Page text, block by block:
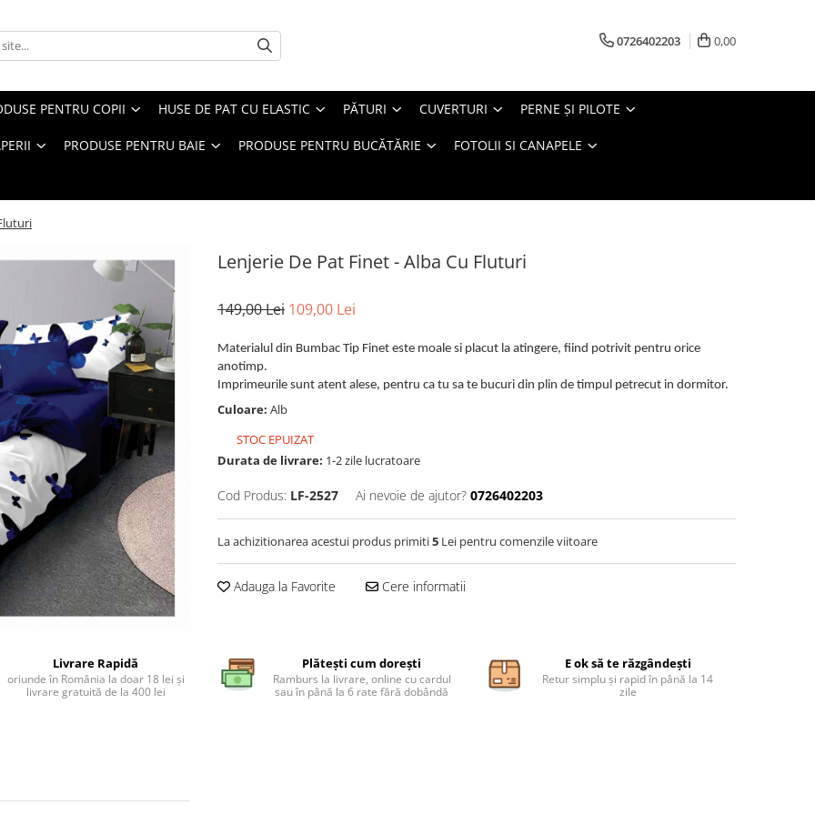
0726402203 0,00
PENTRU COPII HUSE DE PAT CU ELASTIC PĂTURI CUVERTURI PERNE ŞI PILOTE
PRODUSE PENTRU BAIE PRODUSE PENTRU BUCĂTĂRIE FOTOLII SI CANAPELE
Lenjerie De Pat Finet - Alba Cu Fluturi
149,00 Lei 109,00 Lei
Materialul din Bumbac Tip Finet este moale si placut la atingere, fiind potrivit pentru orice
anotimp.
Imprimeurile sunt atent alese, pentru ca tu sa te bucuri din plin de timpul petrecut in dormitor.
Culoare: Alb
STOC EPUIZAT
Durata de livrare: 1-2 zile lucratoare
Cod Produs: LF-2527 Ai nevoie de ajutor? 0726402203
La achizitionarea acestui produs primiti5 Lei pentru comenzile viitoare
Adauga la Favorite Cere informatii
Livrare Rapidă
oriunde în România la doar 18 lei și
livrare gratuită de la 400 lei
Plătești cum dorești
Ramburs la livrare, online cu cardul
sau în până la 6 rate fără dobândă
E ok să te răzgândești
Retur simplu și rapid în până la 14
zile